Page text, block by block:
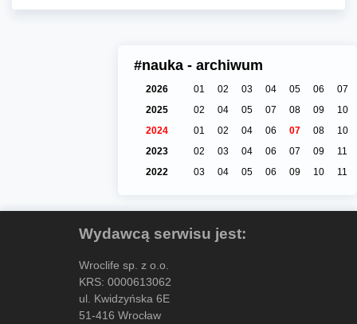
#nauka - archiwum
2026 01 02 03 04 05 06
07
2025
02 04 05 07 08 09
10
2024
01 02 04 06 07 08
10
2023
02 03 04 06 07 09
11
2022
03 04 05 06 09 10 11
Wydawcą serwisu jest:
Wroclife sp. z o.o.
KRS: 0000613062
ul. Kwidzyńska 6E
51-416 Wrocław